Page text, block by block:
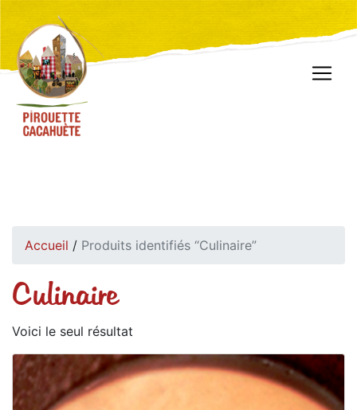
Accueil / Produits identifiés “Culinaire”
Culinaire
Voici le seul résultat